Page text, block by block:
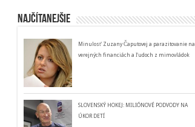
Najčítanejšie
Minulosť Zuzany Čaputovej a parazitovanie na
verejných financiách a ľudoch z mimovládok
SLOVENSKÝ HOKEJ: MILIÓNOVÉ PODVODY NA
ÚKOR DETÍ